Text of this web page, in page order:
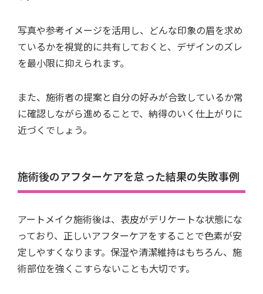
写真や参考イメージを活用し、どんな印象の眉を求め
ているかを視覚的に共有しておくと、デザインのズレ
を最小限に抑えられます。
また、施術者の提案と自分の好みが合致しているか常
に確認しながら進めることで、納得のいく仕上がりに
近づくでしょう。
施術後のアフターケアを怠った結果の失敗事例
アートメイク施術後は、表皮がデリケートな状態にな
っており、正しいアフターケアをすることで色素が安
定しやすくなります。保湿や清潔維持はもちろん、施
術部位を強くこすらないことも大切です。